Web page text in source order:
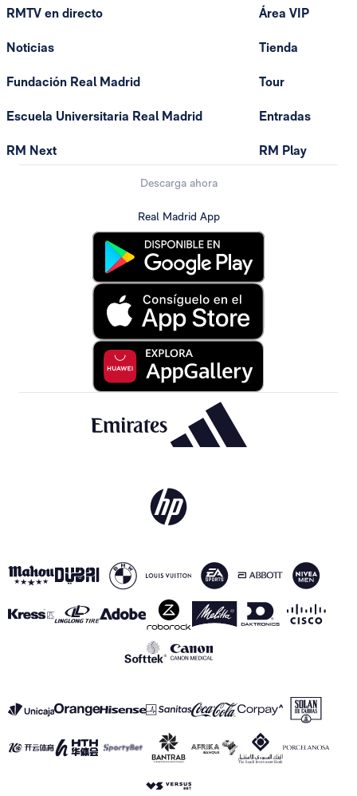
RMTV en directo
Noticias
Fundación Real Madrid
Escuela Universitaria Real Madrid
RM Next
Área VIP
Tienda
Tour
Entradas
RM Play
Descarga ahora
Real Madrid App